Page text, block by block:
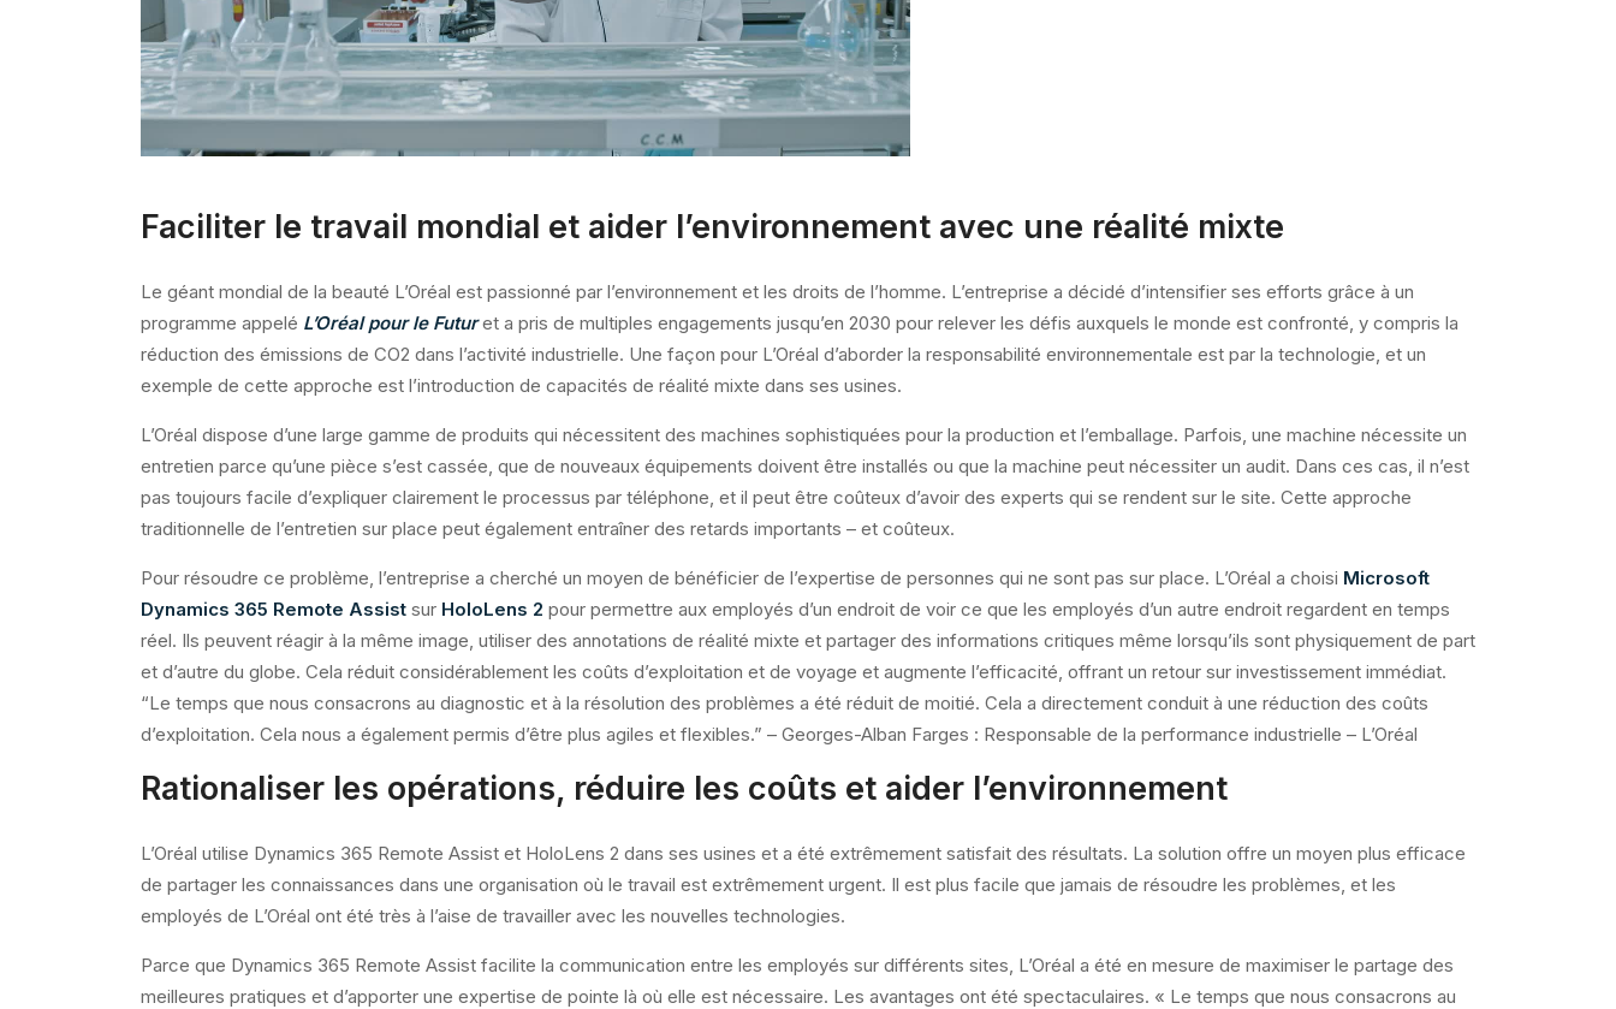
Faciliter le travail mondial et aider l’environnement avec une réalité mixte
Le géant mondial de la beauté L’Oréal est passionné par l’environnement et les droits de l’homme. L’entreprise a décidé d’intensifier ses efforts grâce à un
programme appelé L’Oréal pour le Futuret a pris de multiples engagements jusqu’en 2030 pour relever les défis auxquels le monde est confronté, y compris la
réduction des émissions de CO2 dans l’activité industrielle. Une façon pour L’Oréal d’aborder la responsabilité environnementale est par la technologie, et un
exemple de cette approche est l’introduction de capacités de réalité mixte dans ses usines.
L’Oréal dispose d’une large gamme de produits qui nécessitent des machines sophistiquées pour la production et l’emballage. Parfois, une machine nécessite un
entretien parce qu’une pièce s’est cassée, que de nouveaux équipements doivent être installés ou que la machine peut nécessiter un audit. Dans ces cas, il n’est
pas toujours facile d’expliquer clairement le processus par téléphone, et il peut être coûteux d’avoir des experts qui se rendent sur le site. Cette approche
traditionnelle de l’entretien sur place peut également entraîner des retards importants – et coûteux.
Pour résoudre ce problème, l’entreprise a cherché un moyen de bénéficier de l’expertise de personnes qui ne sont pas sur place. L’Oréal a choisi Microsoft
Dynamics 365 Remote Assist sur HoloLens 2 pour permettre aux employés d’un endroit de voir ce que les employés d’un autre endroit regardent en temps
réel. Ils peuvent réagir à la même image, utiliser des annotations de réalité mixte et partager des informations critiques même lorsqu’ils sont physiquement de part
et d’autre du globe. Cela réduit considérablement les coûts d’exploitation et de voyage et augmente l’efficacité, offrant un retour sur investissement immédiat.
“Le temps que nous consacrons au diagnostic et à la résolution des problèmes a été réduit de moitié. Cela a directement conduit à une réduction des coûts
d’exploitation. Cela nous a également permis d’être plus agiles et flexibles.” – Georges-Alban Farges : Responsable de la performance industrielle – L’Oréal
Rationaliser les opérations, réduire les coûts et aider l’environnement
L’Oréal utilise Dynamics 365 Remote Assist et HoloLens 2 dans ses usines et a été extrêmement satisfait des résultats. La solution offre un moyen plus efficace
de partager les connaissances dans une organisation où le travail est extrêmement urgent. Il est plus facile que jamais de résoudre les problèmes, et les
employés de L’Oréal ont été très à l’aise de travailler avec les nouvelles technologies.
Parce que Dynamics 365 Remote Assist facilite la communication entre les employés sur différents sites, L’Oréal a été en mesure de maximiser le partage des
meilleures pratiques et d’apporter une expertise de pointe là où elle est nécessaire. Les avantages ont été spectaculaires. « Le temps que nous consacrons au